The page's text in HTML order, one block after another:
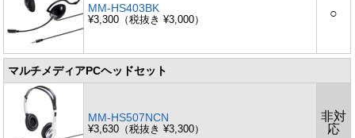
MM-HS403BK
¥3,300（税抜き ¥3,000） ○
マルチメディアPCヘッドセット
MM-HS507NCN
¥3,630（税抜き ¥3,300）
非対
応